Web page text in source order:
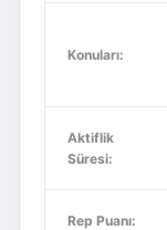
Konuları:
Aktiflik
Süresi:
Rep Puanı: